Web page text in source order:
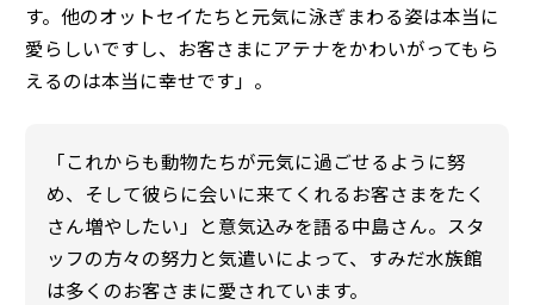
す。他のオットセイたちと元気に泳ぎまわる姿は本当に
愛らしいですし、お客さまにアテナをかわいがってもら
えるのは本当に幸せです」。
「これからも動物たちが元気に過ごせるように努
め、そして彼らに会いに来てくれるお客さまをたく
さん増やしたい」と意気込みを語る中島さん。スタ
ッフの方々の努力と気遣いによって、すみだ水族館
は多くのお客さまに愛されています。